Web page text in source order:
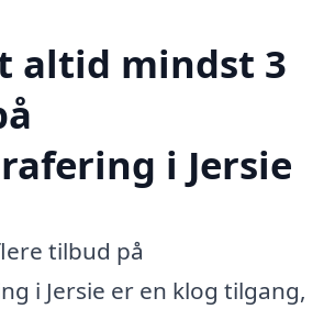
altid mindst 3
i Jersie
tilbud på
i Jersie er en klog tilgang,